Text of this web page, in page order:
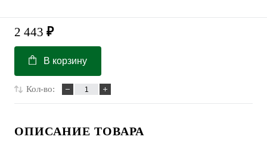
2 443 ₽
В корзину
Кол-во:
ОПИСАНИЕ ТОВАРА